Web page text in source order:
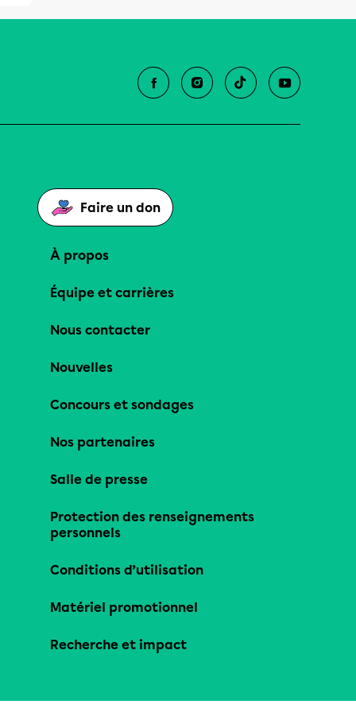
Faire un don
À propos
Équipe et carrières
Nous contacter
Nouvelles
Concours et sondages
Nos partenaires
Salle de presse
Protection des renseignements
personnels
Conditions d’utilisation
Matériel promotionnel
Recherche et impact